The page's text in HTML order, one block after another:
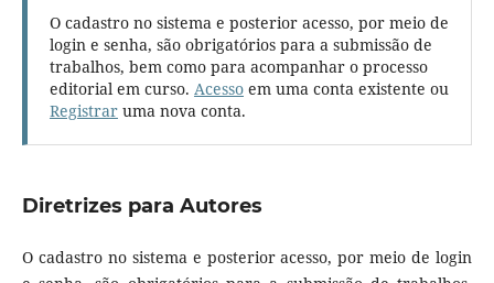
O cadastro no sistema e posterior acesso, por meio de
login e senha, são obrigatórios para a submissão de
trabalhos, bem como para acompanhar o processo
editorial em curso. Acessoem uma conta existente ou
Registraruma nova conta.
Diretrizes para Autores
O cadastro no sistema e posterior acesso, por meio de login